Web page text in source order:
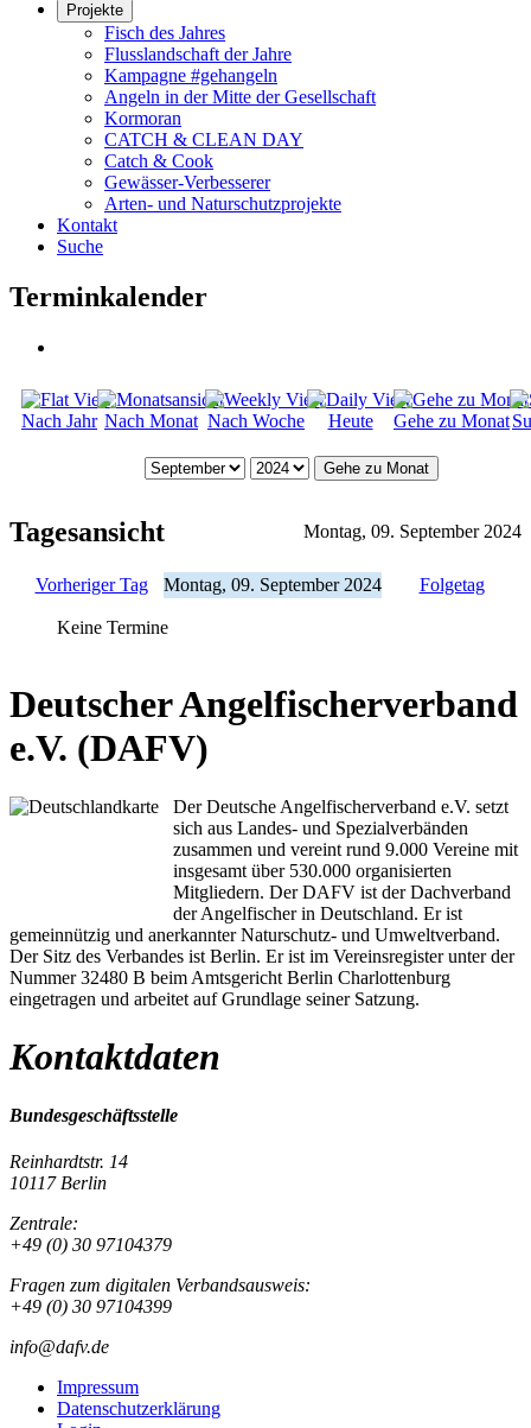
Projekte
Fisch des Jahres
Flusslandschaft der Jahre
Kampagne #gehangeln
Angeln in der Mitte der Gesellschaft
Kormoran
CATCH & CLEAN DAY
Catch & Cook
Gewässer-Verbesserer
Arten- und Naturschutzprojekte
Kontakt
Suche
Terminkalender
Nach Jahr Nach Monat Nach Woche Heute Gehe zu Monat
Gehe zu Monat
Tagesansicht Montag, 09. September 2024
Vorheriger Tag Montag, 09. September 2024 Folgetag
Keine Termine
Deutscher Angelfischerverband
e.V. (DAFV)
Der Deutsche Angelfischerverband e.V. setzt
sich aus Landes- und Spezialverbänden
zusammen und vereint rund 9.000 Vereine mit
insgesamt über 530.000 organisierten
Mitgliedern. Der DAFV ist der Dachverband
der Angelfischer in Deutschland. Er ist
gemeinnützig und anerkannter Naturschutz- und Umweltverband.
Der Sitz des Verbandes ist Berlin. Er ist im Vereinsregister unter der
Nummer 32480 B beim Amtsgericht Berlin Charlottenburg
eingetragen und arbeitet auf Grundlage seiner Satzung.
Kontaktdaten
Bundesgeschäftsstelle
Reinhardtstr. 14
10117 Berlin
Zentrale:
+49 (0) 30 97104379
Fragen zum digitalen Verbandsausweis:
+49 (0) 30 97104399
info@dafv.de
Impressum
Datenschutzerklärung